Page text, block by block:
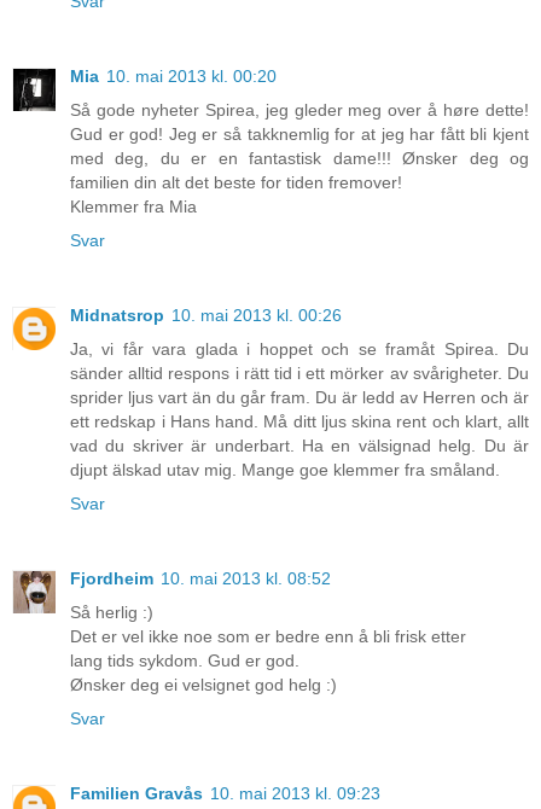
Mia 10. mai 2013 kl. 00:20
Så gode nyheter Spirea, jeg gleder meg over å høre dette!
Gud er god! Jeg er så takknemlig for at jeg har fått bli kjent
med deg, du er en fantastisk dame!!! Ønsker deg og
familien din alt det beste for tiden fremover!
Klemmer fra Mia
Svar
Midnatsrop 10. mai 2013 kl. 00:26
Ja, vi får vara glada i hoppet och se framåt Spirea. Du
sänder alltid respons i rätt tid i ett mörker av svårigheter. Du
sprider ljus vart än du går fram. Du är ledd av Herren och är
ett redskap i Hans hand. Må ditt ljus skina rent och klart, allt
vad du skriver är underbart. Ha en välsignad helg. Du är
djupt älskad utav mig. Mange goe klemmer fra småland.
Svar
Fjordheim 10. mai 2013 kl. 08:52
Så herlig :)
Det er vel ikke noe som er bedre enn å bli frisk etter
lang tids sykdom. Gud er god.
Ønsker deg ei velsignet god helg :)
Svar
Familien Gravås 10. mai 2013 kl. 09:23